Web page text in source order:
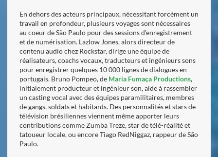
En dehors des acteurs principaux, nécessitant forcément un
travail en profondeur, plusieurs voyages sont nécessaires
au coeur de São Paulo pour des sessions d'enregistrement
et de numérisation. Lazlow Jones, alors directeur de
contenu audio chez Rockstar, dirige une équipe de
réalisateurs, coachs vocaux, traducteurs et ingénieurs sons
pour enregistrer quelques 10 000 lignes de dialogues en
portugais. Bruno Pompeo, de Maria Fumaça Productions,
initialement producteur et ingénieur son, aide à rassembler
un casting vocal avec des équipes paramilitaires, membres
de gangs, soldats et habitants. Des personnalités et stars de
télévision brésiliennes viennent même apporter leurs
contributions comme Zumba Treze, star de télé-réalité et
tatoueur locale, ou encore Tiago RedNiggaz, rappeur de São
Paulo.